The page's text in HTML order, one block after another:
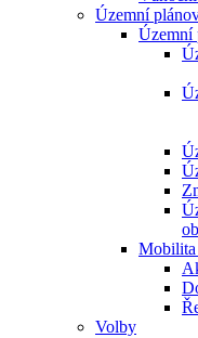
Územní
Územní
Mobilita
Volby